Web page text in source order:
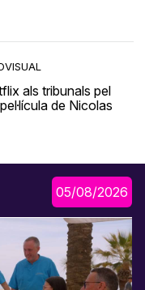
als tribunals pel
de Nicolas
05/08/2026